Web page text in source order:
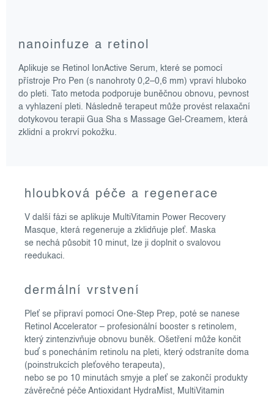
nanoinfuze a retinol
Aplikuje se Retinol IonActive Serum, které se pomocí
přístroje Pro Pen (s nanohroty 0,2–0,6 mm) vpraví hluboko
do pleti. Tato metoda podporuje buněčnou obnovu, pevnost
a vyhlazení pleti. Následně terapeut může provést relaxační
dotykovou terapii Gua Sha s Massage Gel-Creamem, která
zklidní a prokrví pokožku.
hloubková péče a regenerace
V další fázi se aplikuje MultiVitamin Power Recovery
Masque, která regeneruje a zklidňuje pleť. Maska
se nechá působit 10 minut, lze ji doplnit o svalovou
reedukaci.
dermální vrstvení
Pleť se připraví pomocí One-Step Prep, poté se nanese
Retinol Accelerator – profesionální booster s retinolem,
který zintenzivňuje obnovu buněk. Ošetření může končit
buď s ponecháním retinolu na pleti, který odstraníte doma
(poinstrukcích pleťového terapeuta),
nebo se po 10 minutách smyje a pleť se zakončí produkty
závěrečné péče Antioxidant HydraMist, MultiVitamin